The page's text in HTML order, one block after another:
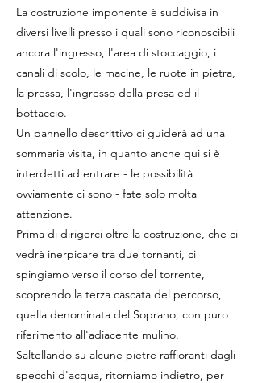
La costruzione imponente è suddivisa in
diversi livelli presso i quali sono riconoscibili
ancora l'ingresso, l'area di stoccaggio, i
canali di scolo, le macine, le ruote in pietra,
la pressa, l'ingresso della presa ed il
bottaccio.
Un pannello descrittivo ci guiderà ad una
sommaria visita, in quanto anche qui si è
interdetti ad entrare - le possibilità
ovviamente ci sono - fate solo molta
attenzione.
Prima di dirigerci oltre la costruzione, che ci
vedrà inerpicare tra due tornanti, ci
spingiamo verso il corso del torrente,
scoprendo la terza cascata del percorso,
quella denominata del Soprano, con puro
riferimento all'adiacente mulino.
Saltellando su alcune pietre raffioranti dagli
specchi d'acqua, ritorniamo indietro, per